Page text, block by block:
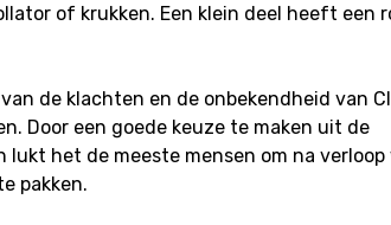
of krukken. Een klein deel heeft een
de klachten en de onbekendheid van
Door een goede keuze te maken uit de
lukt het de meeste mensen om na
pakken.